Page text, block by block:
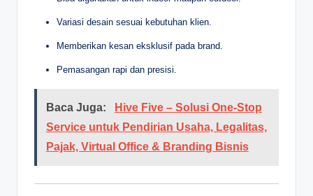
Variasi desain sesuai kebutuhan klien.
Memberikan kesan eksklusif pada brand.
Pemasangan rapi dan presisi.
Baca Juga:
Hive Five – Solusi One-Stop
Service untuk Pendirian Usaha, Legalitas,
Pajak, Virtual Office & Branding Bisnis